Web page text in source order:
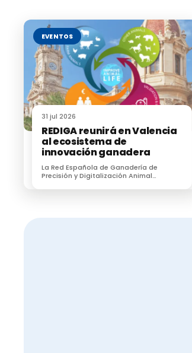
EVENTOS
31 jul 2026
REDIGA reunirá en Valencia
al ecosistema de
innovación ganadera
La Red Española de Ganadería de
Precisión y Digitalización Animal
ecosistema de innovación ganadera